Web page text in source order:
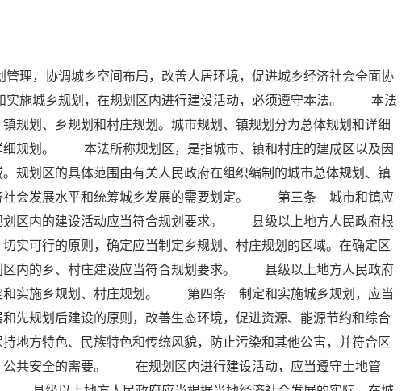
协调城乡空间布局，改善人居环境，促进城乡经济社会全面协
施城乡规划，在规划区内进行建设活动，必须遵守本法。 本法
规划、乡规划和村庄规划。城市规划、镇规划分为总体规划和详细
细规划。 本法所称规划区，是指城市、镇和村庄的建成区以及因
规划区的具体范围由有关人民政府在组织编制的城市总体规划、镇
社会发展水平和统筹城乡发展的需要划定。 第三条 城市和镇应
划区内的建设活动应当符合规划要求。 县级以上地方人民政府根
实可行的原则，确定应当制定乡规划、村庄规划的区域。在确定区
区内的乡、村庄建设应当符合规划要求。 县级以上地方人民政府
和实施乡规划、村庄规划。 第四条 制定和实施城乡规划，应当
先规划后建设的原则，改善生态环境，促进资源、能源节约和综合
地方特色、民族特色和传统风貌，防止污染和其他公害，并符合区
公共安全的需要。 在规划区内进行建设活动，应当遵守土地管